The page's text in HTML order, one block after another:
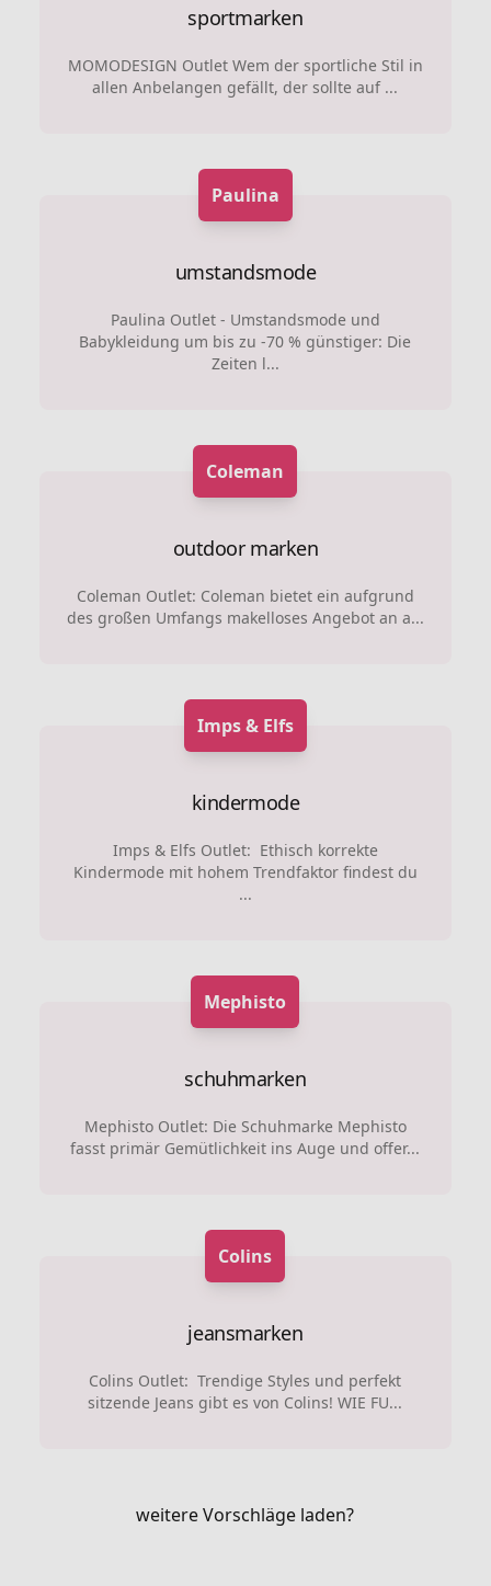
sportmarken
MOMODESIGN Outlet Wem der sportliche Stil in
allen Anbelangen gefällt, der sollte auf ...
Paulina
umstandsmode
Paulina Outlet - Umstandsmode und
Babykleidung um bis zu -70 % günstiger: Die
Zeiten l...
Coleman
outdoor marken
Coleman Outlet: Coleman bietet ein aufgrund
des großen Umfangs makelloses Angebot an a...
Imps & Elfs
kindermode
Imps & Elfs Outlet: Ethisch korrekte
Kindermode mit hohem Trendfaktor findest du
...
Mephisto
schuhmarken
Mephisto Outlet: Die Schuhmarke Mephisto
fasst primär Gemütlichkeit ins Auge und offer...
Colins
jeansmarken
Colins Outlet: Trendige Styles und perfekt
sitzende Jeans gibt es von Colins! WIE FU...
weitere Vorschläge laden?